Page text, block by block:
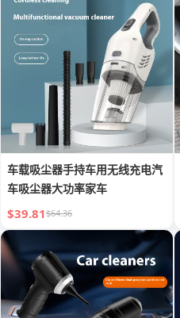
车载吸尘器手持车用无线充电汽
车吸尘器大功率家车
$39.81$64.36